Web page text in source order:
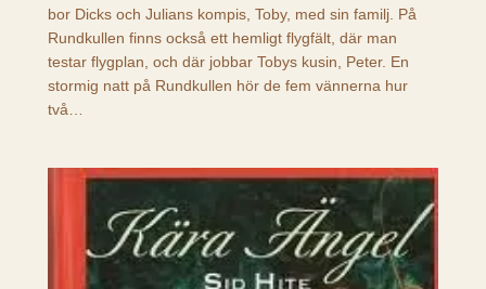
bor Dicks och Julians kompis, Toby, med sin familj. På
Rundkullen finns också ett hemligt flygfält, där man
testar flygplan, och där jobbar Tobys kusin, Peter. En
stormig natt på Rundkullen hör de fem vännerna hur
två…